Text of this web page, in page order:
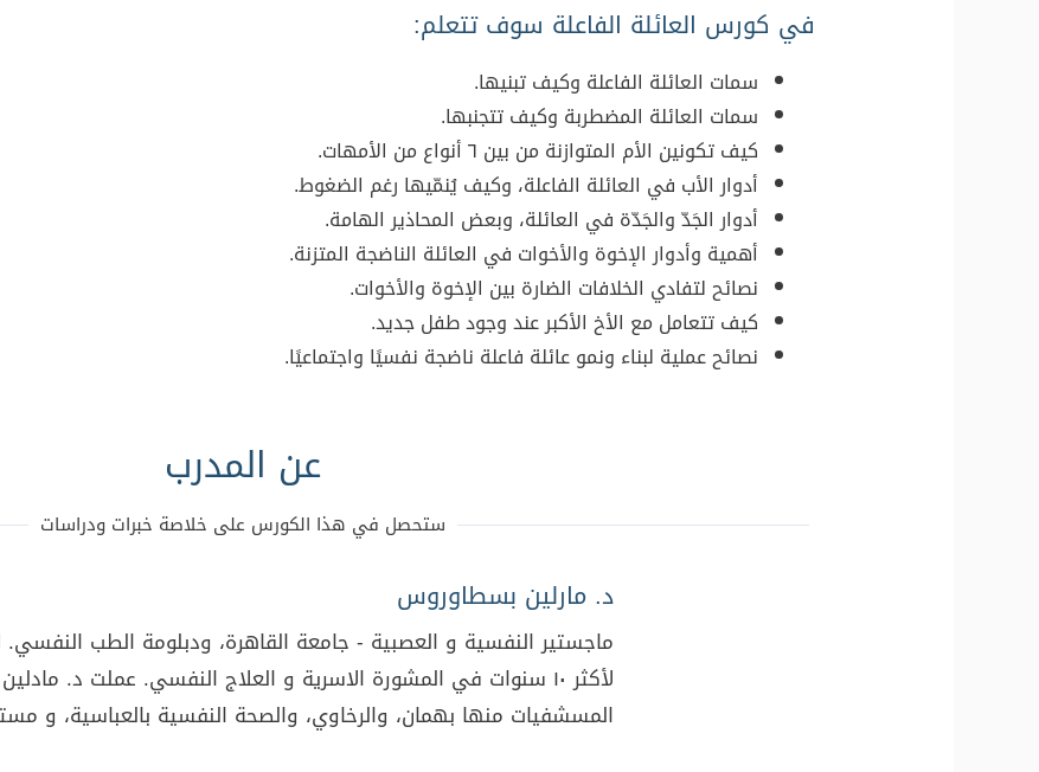
في كورس العائلة الفاعلة سوف تتعلم:
سمات العائلة الفاعلة وكيف تبنيها.
سمات العائلة المضطربة وكيف تتجنبها.
كيف تكونين الأم المتوازنة من بين ٦ أنواع من الأمهات.
أدوار الأب في العائلة الفاعلة، وكيف يُنمّيها رغم الضغوط.
أدوار الجَدّ والجَدّة في العائلة، وبعض المحاذير الهامة.
أهمية وأدوار الإخوة والأخوات في العائلة الناضجة المتزنة.
نصائح لتفادي الخلافات الضارة بين الإخوة والأخوات.
كيف تتعامل مع الأخ الأكبر عند وجود طفل جديد.
نصائح عملية لبناء ونمو عائلة فاعلة ناضجة نفسيًا واجتماعيًا.
عن المدرب
ستحصل في هذا الكورس على خلاصة خبرات ودراسات​
د. مارلين بسطاوروس
ماجستير النفسية و العصبية - جامعة القاهرة، ودبلومة الطب
لأكثر ١٠ سنوات في المشورة الاسرية و العلاج النفسي. عملت د.
المسشفيات منها بهمان، والرخاوي، والصحة النفسية بالعباسية، و